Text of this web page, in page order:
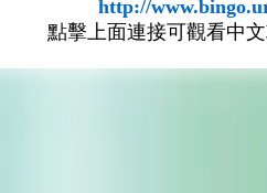
http://
點擊上面連接可觀看中